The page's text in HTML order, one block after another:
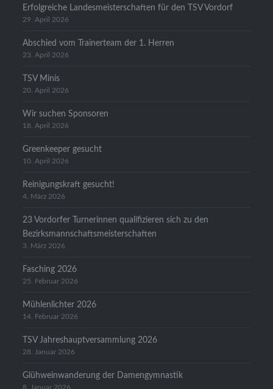
Erfolgreiche Landesmeisterschaften für den TSV Vordorf
29. April 2026
Abschied vom Trainerteam der 1. Herren
23. April 2026
TSV Minis
20. April 2026
Wir suchen Sponsoren
18. April 2026
Greenkeeper gesucht
10. April 2026
Reinigungskraft gesucht!
4. März 2026
23 Vordorfer Turnerinnen qualifizieren sich zu den
Bezirksmannschaftsmeisterschaften
3. März 2026
Fasching 2026
25. Februar 2026
Mühlenlichter 2026
14. Februar 2026
TSV Jahreshauptversammlung 2026
28. Januar 2026
Glühweinwanderung der Damengymnastik